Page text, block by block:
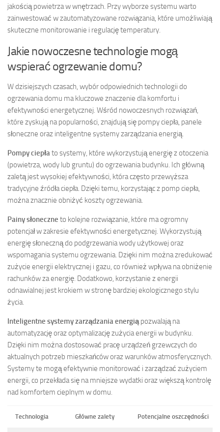
jakością powietrza w wnętrzach. Przy wyborze systemu warto
zainwestować w zautomatyzowane rozwiązania, które umożliwiają
skuteczne monitorowanie i regulację temperatury.
Jakie nowoczesne technologie mogą
wspierać ogrzewanie domu?
W dzisiejszych czasach, wybór odpowiednich technologii do
ogrzewania domu ma kluczowe znaczenie dla komfortu i
efektywności energetycznej. Wśród nowoczesnych rozwiązań,
które zyskują na popularności, znajdują się pompy ciepła, panele
słoneczne oraz inteligentne systemy zarządzania energią.
Pompy ciepłato systemy, które wykorzystują energię z otoczenia
(powietrza, wody lub gruntu) do ogrzewania budynku. Ich główną
zaletą jest wysokiej efektywności, która często przewyższa
tradycyjne źródła ciepła. Dzięki temu, korzystając z pomp ciepła,
można znacznie obniżyć koszty ogrzewania.
Painy słoneczne to kolejne rozwiązanie, które ma ogromny
potencjał w zakresie efektywności energetycznej. Wykorzystują
energię słoneczną do podgrzewania wody użytkowej oraz
wspomagania systemu ogrzewania. Dzięki nim można zredukować
zużycie energii elektrycznej i gazu, co również wpływa na obniżenie
rachunków za energię. Dodatkowo, korzystanie z energii
odnawialnej jest krokiem w stronę bardziej ekologicznego stylu
życia.
Inteligentne systemy zarządzania energiąpozwalają na
automatyzację oraz optymalizację zużycia energii w budynku.
Dzięki nim można dostosować pracę urządzeń grzewczych do
aktualnych potrzeb mieszkańców oraz warunków atmosferycznych.
Systemy te mogą efektywnie monitorować i zarządzać zużyciem
energii, co przekłada się na mniejsze wydatki oraz większą kontrolę
nad komfortem cieplnym w domu.
Technologia Główne zalety Potencjalne oszczędności